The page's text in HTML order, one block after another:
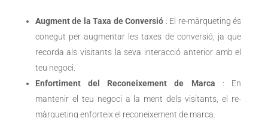
Augment de la Taxa de Conversió : El re-màrqueting és
conegut per augmentar les taxes de conversió, ja que
recorda als visitants la seva interacció anterior amb el
teu negoci.
Enfortiment del Reconeixement de Marca
: En
mantenir el teu negoci a la ment dels visitants, el re-
màrqueting enforteix el reconeixement de marca.